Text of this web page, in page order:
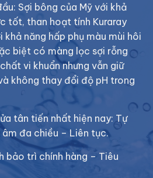
Sợi bông của Mỹ với khả
tốt, than hoạt tính Kuraray
khả năng hấp phụ màu mùi hôi
biệt có màng lọc sợi rỗng
vi khuẩn nhưng vẫn giữ
không thay đổi độ pH trong
tân tiến nhất hiện nay: Tự
đa chiều – Liên tục.
bảo trì chính hàng – Tiêu